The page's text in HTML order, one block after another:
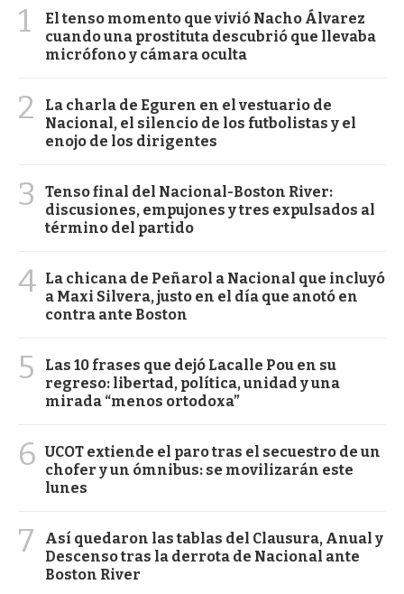
1
El tenso momento que vivió Nacho Álvarez
cuando una prostituta descubrió que llevaba
micrófono y cámara oculta
2
La charla de Eguren en el vestuario de
Nacional, el silencio de los futbolistas y el
enojo de los dirigentes
3
Tenso final del Nacional-Boston River:
discusiones, empujones y tres expulsados al
término del partido
4 La chicana de Peñarol a Nacional que incluyó
a Maxi Silvera, justo en el día que anotó en
contra ante Boston
5
Las 10 frases que dejó Lacalle Pou en su
regreso: libertad, política, unidad y una
mirada “menos ortodoxa”
6 UCOT extiende el paro tras el secuestro de un
chofer y un ómnibus: se movilizarán este
lunes
7
Así quedaron las tablas del Clausura, Anual y
Descenso tras la derrota de Nacional ante
Boston River